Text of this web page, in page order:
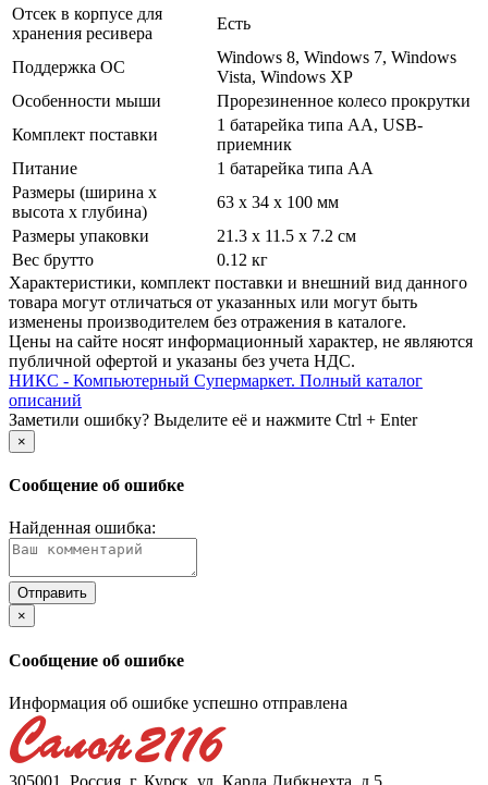
Отсек в корпусе для
хранения ресивера
Есть
Поддержка ОС
Windows 8, Windows 7, Windows
Vista, Windows XP
Особенности мыши
Прорезиненное колесо прокрутки
Комплект поставки
1 батарейка типа AA, USB-
приемник
Питание
1 батарейка типа AA
Размеры (ширина х
высота х глубина)
63 x 34 x 100 мм
Размеры упаковки
21.3 x 11.5 x 7.2 см
Вес брутто
0.12 кг
Xарактеристики, комплект поставки и внешний вид данного
товара могут отличаться от указанных или могут быть
изменены производителем без отражения в каталоге.
Цены на сайте носят информационный характер, не являются
публичной офертой и указаны без учета НДС.
НИКС - Компьютерный Cупермаркет. Полный каталог
описаний
Заметили ошибку? Выделите её и нажмите Ctrl + Enter
×
Сообщение об ошибке
Найденная ошибка:
×
Сообщение об ошибке
Информация об ошибке успешно отправлена
305001, Россия, г. Курск, ул. Карла Либкнехта, д.5